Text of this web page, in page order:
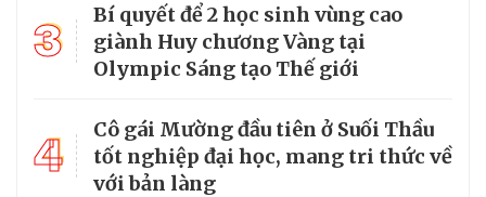
3
Bí quyết để 2 học sinh vùng cao
giành Huy chương Vàng tại
Olympic Sáng tạo Thế giới
4
Cô gái Mường đầu tiên ở Suối Thầu
tốt nghiệp đại học, mang tri thức về
với bản làng